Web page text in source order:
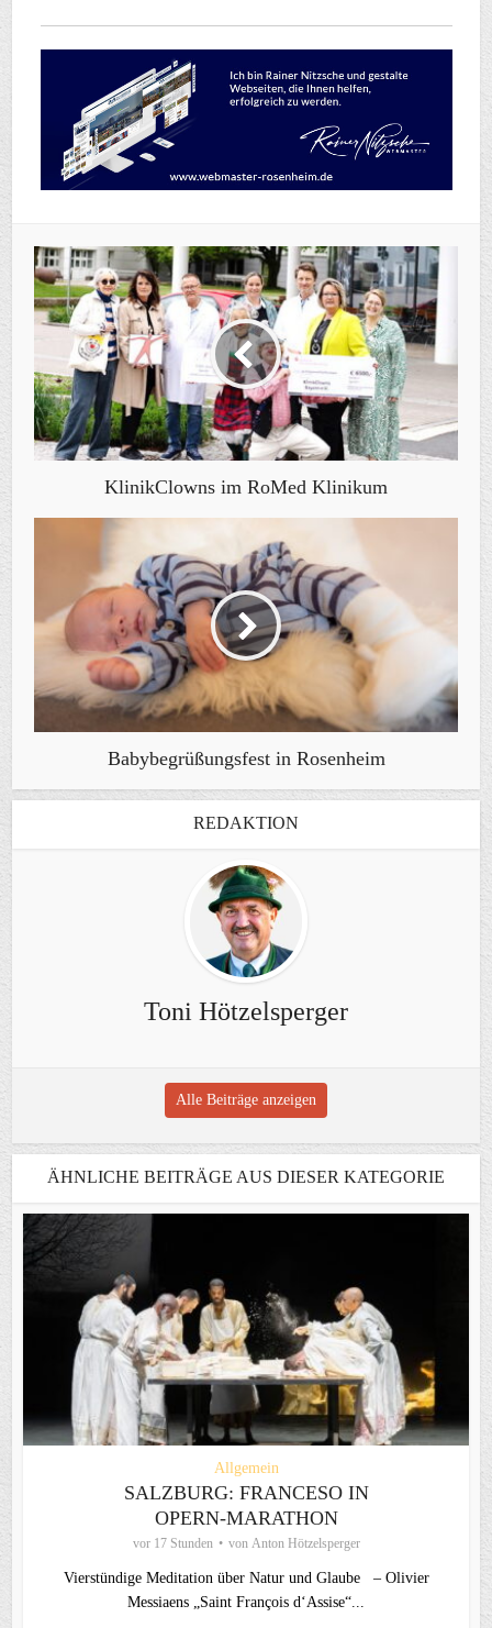
KlinikClowns im RoMed Klinikum
Babybegrüßungsfest in Rosenheim
REDAKTION
Toni Hötzelsperger
Alle Beiträge anzeigen
ÄHNLICHE BEITRÄGE AUS DIESER KATEGORIE
Allgemein
SALZBURG: FRANCESO IN
OPERN-MARATHON
vor 17 Stunden von Anton Hötzelsperger
Vierstündige Meditation über Natur und Glaube – Olivier
Messiaens „Saint François d‘Assise“...